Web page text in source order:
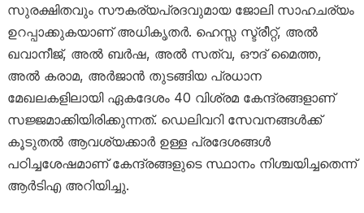
സുരക്ഷിതവും സൗകര്യപ്രദവുമായ ജോലി സാഹചര്യം
ഉറപ്പാക്കുകയാണ് അധികൃതർ. ഹെസ്സ സ്ട്രീറ്റ്, അൽ
ഖവാനീജ്, അൽ ബർഷ, അൽ സത്വ, ഔദ് മൈത്ത,
അൽ കരാമ, അർജാൻ തുടങ്ങിയ പ്രധാന
മേഖലകളിലായി ഏകദേശം 40 വിശ്രമ കേന്ദ്രങ്ങളാണ്
സജ്ജമാക്കിയിരിക്കുന്നത്. ഡെലിവറി സേവനങ്ങൾക്ക്
കൂടുതൽ ആവശ്യക്കാർ ഉള്ള പ്രദേശങ്ങൾ
പഠിച്ചശേഷമാണ് കേന്ദ്രങ്ങളുടെ സ്ഥാനം നിശ്ചയിച്ചതെന്ന്
ആർടിഎ അറിയിച്ചു.